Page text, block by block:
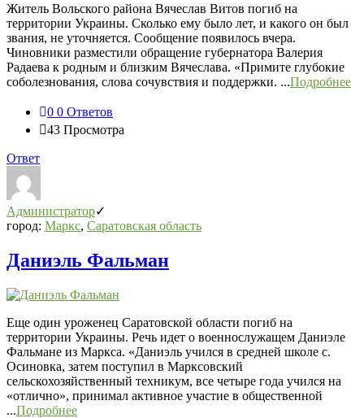
Житель Вольского района Вячеслав Витов погиб на
территории Украины. Сколько ему было лет, и какого он был
звания, не уточняется. Сообщение появилось вчера.
Чиновники разместили обращение губернатора Валерия
Радаева к родным и близким Вячеслава. «Примите глубокие
соболезнования, слова сочувствия и поддержки. ...Подробнее
0 0 Ответов
43 Просмотра
Ответ
Администратор
город: Маркс, Саратовская область
Даниэль Фальман
Еще один уроженец Саратовской области погиб на
территории Украины. Речь идет о военнослужащем Даниэле
Фальмане из Маркса. «Даниэль учился в средней школе с.
Осиновка, затем поступил в Марксовский
сельскохозяйственный техникум, все четыре года учился на
«отлично», принимал активное участие в общественной
...Подробнее